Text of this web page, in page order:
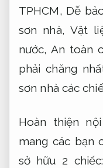
TPHCM, Dễ
sơn nhà, Vật
nước,An toàn
phải chăng
sơn nhà các
Hoàn thiện
mang các bạn
sở hữu 2